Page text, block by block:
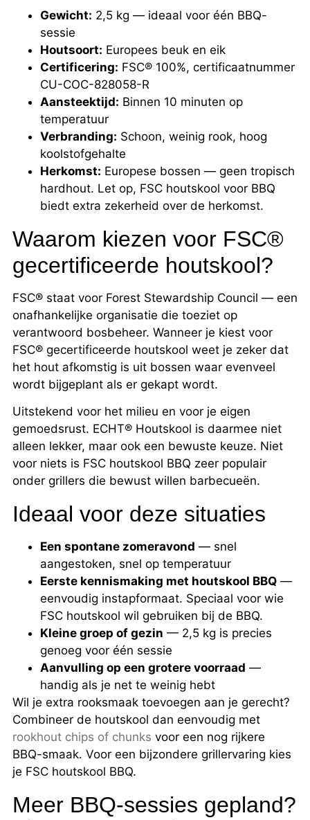
Gewicht: 2,5 kg — ideaal voor één BBQ-
sessie
Houtsoort: Europees beuk en eik
Certificering: FSC® 100%, certificaatnummer
CU-COC-828058-R
Aansteektijd: Binnen 10 minuten op
temperatuur
Verbranding: Schoon, weinig rook, hoog
koolstofgehalte
Herkomst: Europese bossen — geen tropisch
hardhout. Let op, FSC houtskool voor BBQ
biedt extra zekerheid over de herkomst.
Waarom kiezen voor FSC®
gecertificeerde houtskool?
FSC® staat voor Forest Stewardship Council — een
onafhankelijke organisatie die toeziet op
verantwoord bosbeheer. Wanneer je kiest voor
FSC® gecertificeerde houtskool weet je zeker dat
het hout afkomstig is uit bossen waar evenveel
wordt bijgeplant als er gekapt wordt.
Uitstekend voor het milieu en voor je eigen
gemoedsrust. ECHT® Houtskool is daarmee niet
alleen lekker, maar ook een bewuste keuze. Niet
voor niets is FSC houtskool BBQ zeer populair
onder grillers die bewust willen barbecueën.
Ideaal voor deze situaties
Een spontane zomeravond — snel
aangestoken, snel op temperatuur
Eerste kennismaking met houtskool BBQ—
eenvoudig instapformaat. Speciaal voor wie
FSC houtskool wil gebruiken bij de BBQ.
Kleine groep of gezin — 2,5 kg is precies
genoeg voor één sessie
Aanvulling op een grotere voorraad —
handig als je net te weinig hebt
Wil je extra rooksmaak toevoegen aan je gerecht?
Combineer de houtskool dan eenvoudig met
rookhout chips of chunks voor een nog rijkere
BBQ-smaak. Voor een bijzondere grillervaring kies
je FSC houtskool BBQ.
Meer BBQ-sessies gepland?